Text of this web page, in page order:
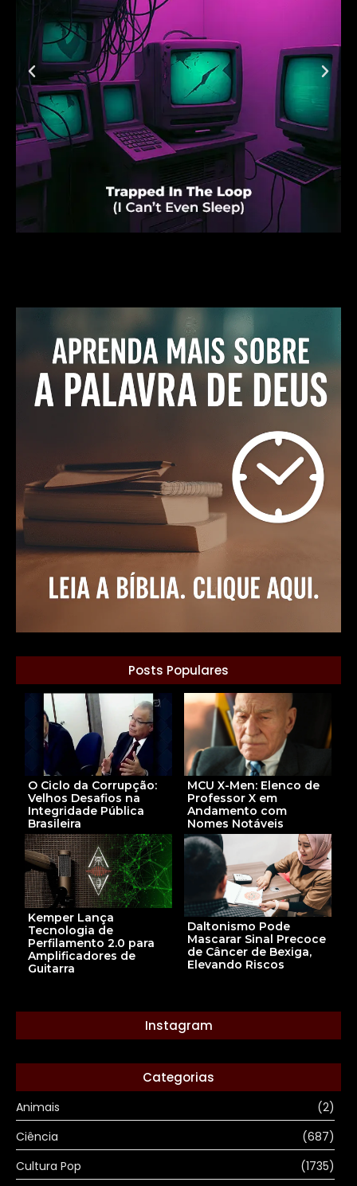
Posts Populares
O Ciclo da Corrupção:
Velhos Desafios na
Integridade Pública
Brasileira
MCU X-Men: Elenco de
Professor X em
Andamento com
Nomes Notáveis
Daltonismo Pode
Mascarar Sinal Precoce
de Câncer de Bexiga,
Elevando Riscos
Kemper Lança
Tecnologia de
Perfilamento 2.0 para
Amplificadores de
Guitarra
Instagram
Categorias
Animais
(2)
Ciência
(687)
Cultura Pop
(1735)